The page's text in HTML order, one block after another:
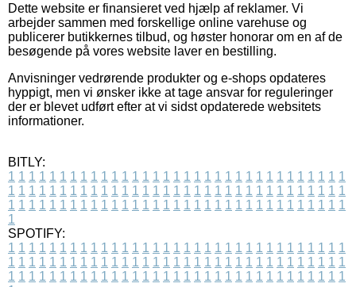
Dette website er finansieret ved hjælp af reklamer. Vi
arbejder sammen med forskellige online varehuse og
publicerer butikkernes tilbud, og høster honorar om en af de
besøgende på vores website laver en bestilling.
Anvisninger vedrørende produkter og e-shops opdateres
hyppigt, men vi ønsker ikke at tage ansvar for reguleringer
der er blevet udført efter at vi sidst opdaterede websitets
informationer.
BITLY:
1 1 1 1 1 1 1 1 1 1 1 1 1 1 1 1 1 1 1 1 1 1 1 1 1 1 1 1 1 1 1 1 1
1 1 1 1 1 1 1 1 1 1 1 1 1 1 1 1 1 1 1 1 1 1 1 1 1 1 1 1 1 1 1 1 1
1 1 1 1 1 1 1 1 1 1 1 1 1 1 1 1 1 1 1 1 1 1 1 1 1 1 1 1 1 1 1 1 1
1
SPOTIFY:
1 1 1 1 1 1 1 1 1 1 1 1 1 1 1 1 1 1 1 1 1 1 1 1 1 1 1 1 1 1 1 1 1
1 1 1 1 1 1 1 1 1 1 1 1 1 1 1 1 1 1 1 1 1 1 1 1 1 1 1 1 1 1 1 1 1
1 1 1 1 1 1 1 1 1 1 1 1 1 1 1 1 1 1 1 1 1 1 1 1 1 1 1 1 1 1 1 1 1